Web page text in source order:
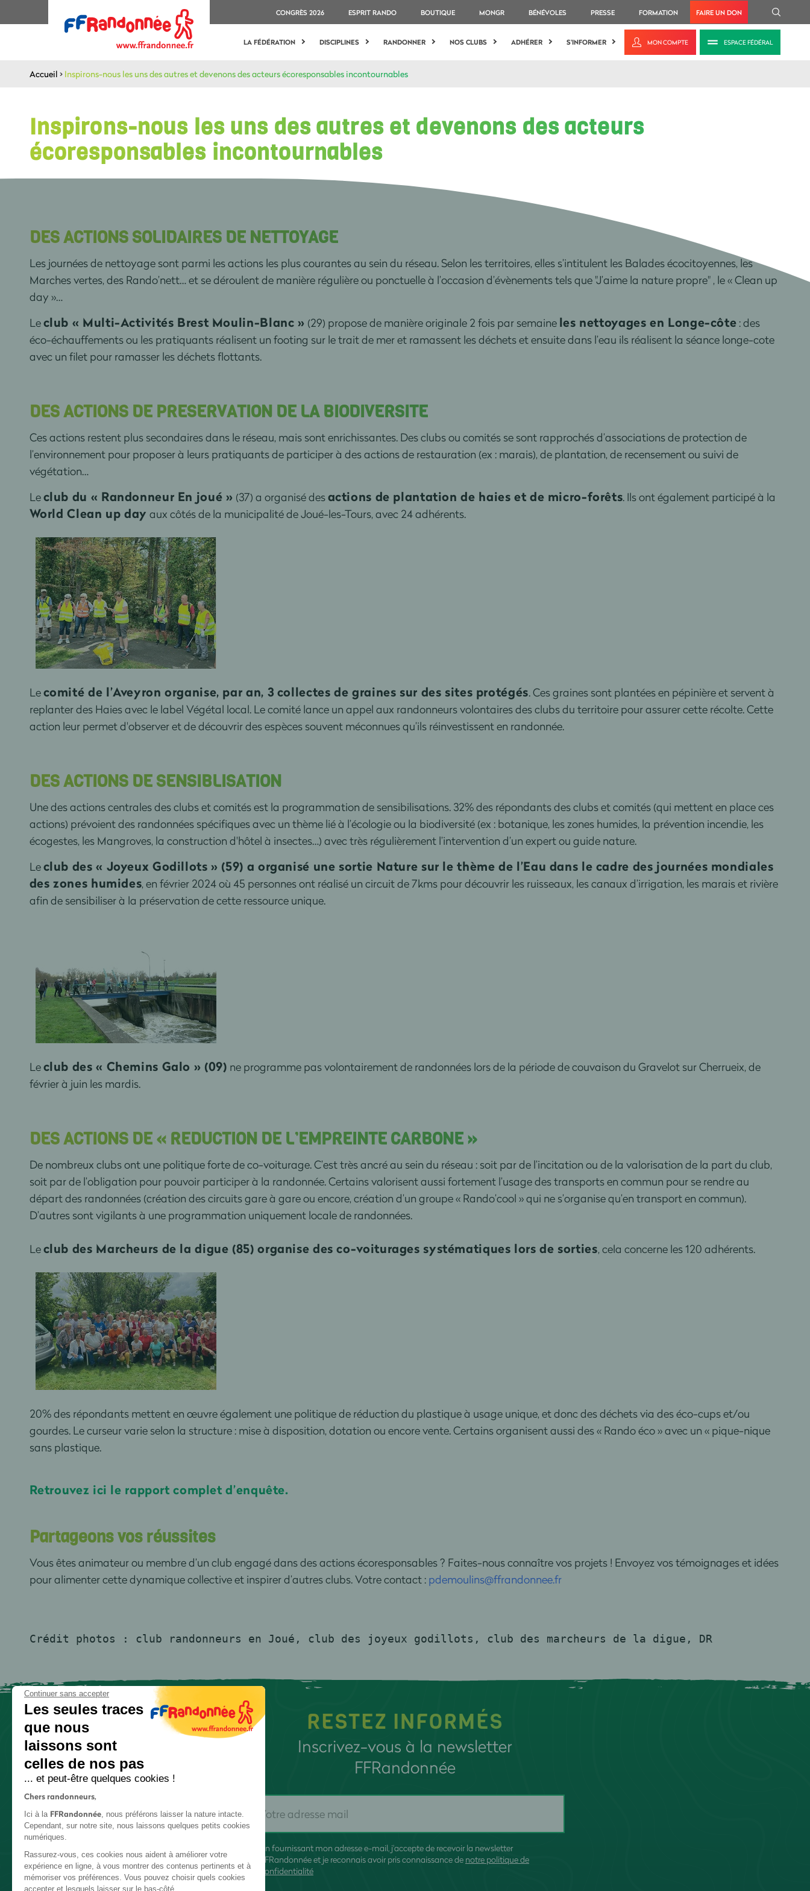
CONGRÈS 2026 ESPRIT RANDO BOUTIQUE MONGR BÉNÉVOLES PRESSE FORMATION FAIRE UN DON
LA FÉDÉRATION DISCIPLINES RANDONNER NOS CLUBS ADHÉRER S'INFORMER MON COMPTE ESPACE FÉDÉRAL
Accueil > Inspirons-nous les uns des autres et devenons des acteurs écoresponsables incontournables
Inspirons-nous les uns des autres et devenons des acteurs
écoresponsables incontournables
DES ACTIONS SOLIDAIRES DE NETTOYAGE
Les journées de nettoyage sont parmi les actions les plus courantes au sein du réseau. Selon les territoires, elles s’intitulent les Balades écocitoyennes, les
Marches vertes, des Rando’nett… et se déroulent de manière régulière ou ponctuelle à l’occasion d’évènements tels que "J’aime la nature propre" , le « Clean up
day »…
Leclub « Multi-Activités Brest Moulin-Blanc » (29) propose de manière originale 2 fois par semaine les nettoyages en Longe-côte : des
éco-échauffements ou les pratiquants réalisent un footing sur le trait de mer et ramassent les déchets et ensuite dans l’eau ils réalisent la séance longe-cote
avec un filet pour ramasser les déchets flottants.
DES ACTIONS DE PRESERVATION DE LA BIODIVERSITE
Ces actions restent plus secondaires dans le réseau, mais sont enrichissantes. Des clubs ou comités se sont rapprochés d’associations de protection de
l’environnement pour proposer à leurs pratiquants de participer à des actions de restauration (ex : marais), de plantation, de recensement ou suivi de
végétation…
Leclub du « Randonneur En joué » (37) a organisé desactions de plantation de haies et de micro-forêts. Ils ont également participé à la
World Clean up day aux côtés de la municipalité de Joué-les-Tours, avec 24 adhérents.
Lecomité de l’Aveyron organise, par an, 3 collectes de graines sur des sites protégés. Ces graines sont plantées en pépinière et servent à
replanter des Haies avec le label Végétal local. Le comité lance un appel aux randonneurs volontaires des clubs du territoire pour assurer cette récolte. Cette
action leur permet d'observer et de découvrir des espèces souvent méconnues qu’ils réinvestissent en randonnée.
DES ACTIONS DE SENSIBLISATION
Une des actions centrales des clubs et comités est la programmation de sensibilisations. 32% des répondants des clubs et comités (qui mettent en place ces
actions) prévoient des randonnées spécifiques avec un thème lié à l’écologie ou la biodiversité (ex : botanique, les zones humides, la prévention incendie, les
écogestes, les Mangroves, la construction d'hôtel à insectes…) avec très régulièrement l’intervention d’un expert ou guide nature.
Leclub des « Joyeux Godillots » (59) a organisé une sortie Nature sur le thème de l’Eau dans le cadre des journées mondiales
des zones humides, en février 2024 où 45 personnes ont réalisé un circuit de 7kms pour découvrir les ruisseaux, les canaux d’irrigation, les marais et rivière
afin de sensibiliser à la préservation de cette ressource unique.
Leclub des « Chemins Galo » (09) ne programme pas volontairement de randonnées lors de la période de couvaison du Gravelot sur Cherrueix, de
février à juin les mardis.
DES ACTIONS DE « REDUCTION DE L’EMPREINTE CARBONE »
De nombreux clubs ont une politique forte de co-voiturage. C’est très ancré au sein du réseau : soit par de l’incitation ou de la valorisation de la part du club,
soit par de l’obligation pour pouvoir participer à la randonnée. Certains valorisent aussi fortement l’usage des transports en commun pour se rendre au
départ des randonnées (création des circuits gare à gare ou encore, création d’un groupe « Rando’cool » qui ne s’organise qu’en transport en commun).
D’autres sont vigilants à une programmation uniquement locale de randonnées.
Leclub des Marcheurs de la digue (85) organise des co-voiturages systématiques lors de sorties, cela concerne les 120 adhérents.
20% des répondants mettent en œuvre également une politique de réduction du plastique à usage unique, et donc des déchets via des éco-cups et/ou
gourdes. Le curseur varie selon la structure : mise à disposition, dotation ou encore vente. Certains organisent aussi des « Rando éco » avec un « pique-nique
sans plastique.
Retrouvez ici le rapport complet d’enquête.
Partageons vos réussites
Vous êtes animateur ou membre d’un club engagé dans des actions écoresponsables ? Faites-nous connaître vos projets ! Envoyez vos témoignages et idées
pour alimenter cette dynamique collective et inspirer d’autres clubs. Votre contact : pdemoulins@ffrandonnee.fr
Crédit photos : club randonneurs en Joué, club des joyeux godillots, club des marcheurs de la digue, DR
RESTEZ INFORMÉS
Inscrivez-vous à la newsletter
FFRandonnée
En fournissant mon adresse e-mail, j'accepte de recevoir la newsletter
FFRandonnée et je reconnais avoir pris connaissance de notre politique de
confidentialité
Continuer sans accepter
Les seules traces
que nous
laissons sont
celles de nos pas
... et peut-être quelques cookies !
Chers randonneurs,
Ici à la FFRandonnée, nous préférons laisser la nature intacte.
Cependant, sur notre site, nous laissons quelques petits cookies
numériques.
Rassurez-vous, ces cookies nous aident à améliorer votre
expérience en ligne, à vous montrer des contenus pertinents et à
mémoriser vos préférences. Vous pouvez choisir quels cookies
accepter et lesquels laisser sur le bas-côté.